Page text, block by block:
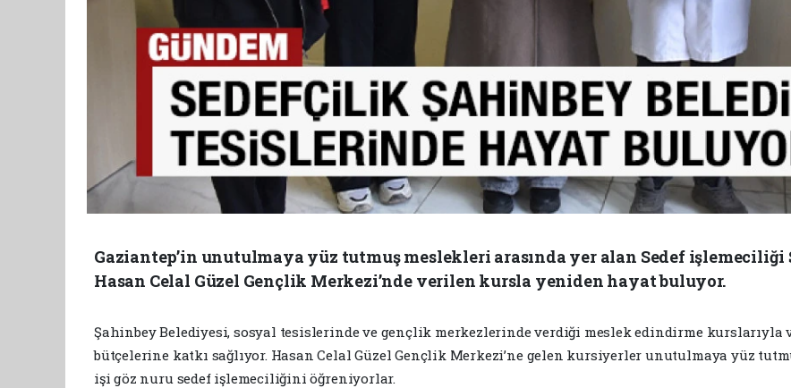
Gaziantep’in unutulmaya yüz tutmuş meslekleri arasında yer alan Sedef işlemeciliği
Hasan Celal Güzel Gençlik Merkezi’nde verilen kursla yeniden hayat buluyor.
Şahinbey Belediyesi, sosyal tesislerinde ve gençlik merkezlerinde verdiği meslek edindirme kurslarıyla
bütçelerine katkı sağlıyor. Hasan Celal Güzel Gençlik Merkezi’ne gelen kursiyerler unutulmaya yüz
işi göz nuru sedef işlemeciliğini öğreniyorlar.